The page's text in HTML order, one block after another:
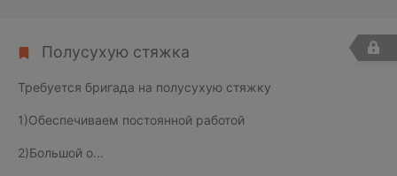
Полусухую стяжка
Требуется бригада на полусухую стяжку
1)Обеспечиваем постоянной работой
2)Большой о...